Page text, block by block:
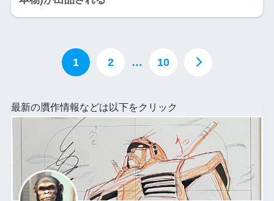
1 2 … 10
最新の贋作情報などは以下をクリック